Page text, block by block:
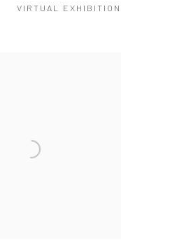
VIRTUAL EXHIBITION